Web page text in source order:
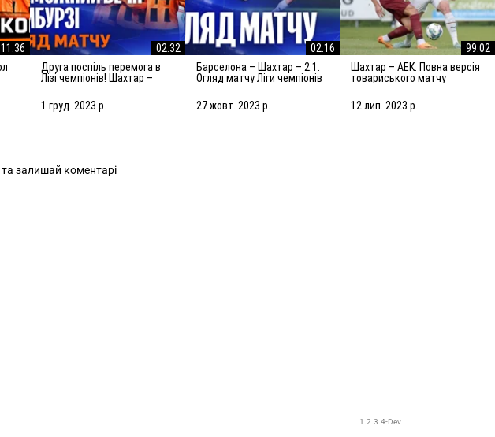
11:36
02:32
Друга поспіль перемога в
Лізі чемпіонів! Шахтар –
матчу (28.11.2023)
1 груд. 2023 р.
02:16
Барселона – Шахтар – 2:1.
Огляд матчу Ліги чемпіонів
27 жовт. 2023 р.
99:02
Шахтар – АЕК. Повна версія
товариського матчу
Нідерландах
12 лип. 2023 р.